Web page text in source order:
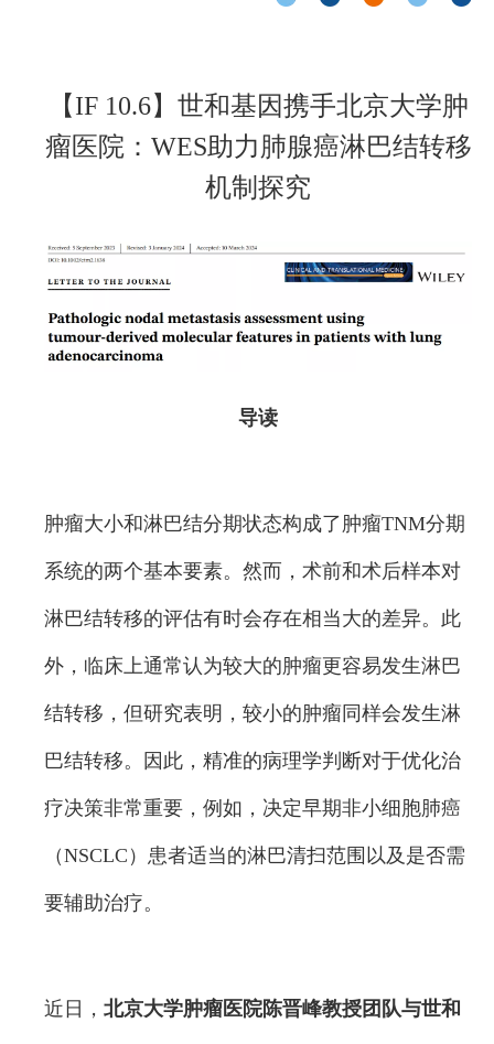
【IF 10.6】世和基因携手北京大学肿
瘤医院：WES助力肺腺癌淋巴结转移
机制探究
导读
肿瘤大小和淋巴结分期状态构成了肿瘤TNM分期
系统的两个基本要素。然而，术前和术后样本对
淋巴结转移的评估有时会存在相当大的差异。此
外，临床上通常认为较大的肿瘤更容易发生淋巴
结转移，但研究表明，较小的肿瘤同样会发生淋
巴结转移。因此，精准的病理学判断对于优化治
疗决策非常重要，例如，决定早期非小细胞肺癌
（NSCLC）患者适当的淋巴清扫范围以及是否需
要辅助治疗。
近日， 北京大学肿瘤医院陈晋峰教授团队与世和